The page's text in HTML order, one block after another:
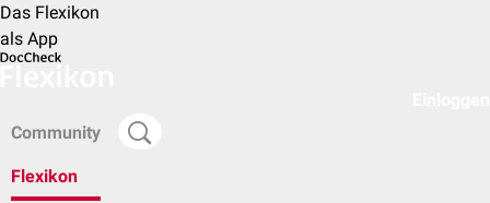
Das Flexikon
als App
Community
Flexikon